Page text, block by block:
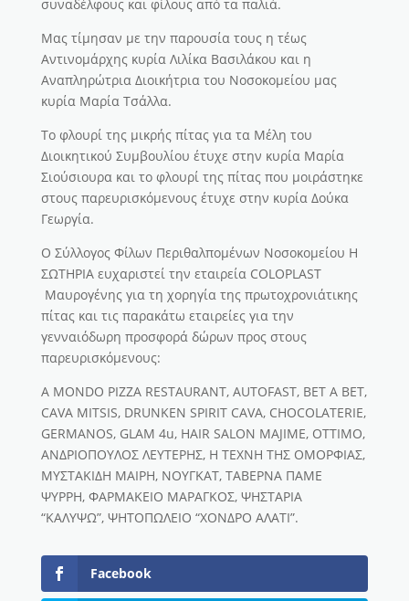
συναδέλφους και φίλους από τα παλιά.
Μας τίμησαν με την παρουσία τους η τέως
Αντινομάρχης κυρία Λιλίκα Βασιλάκου και η
Αναπληρώτρια Διοικήτρια του Νοσοκομείου μας
κυρία Μαρία Τσάλλα.
Το φλουρί της μικρής πίτας για τα Μέλη του
Διοικητικού Συμβουλίου έτυχε στην κυρία Μαρία
Σιούσιουρα και το φλουρί της πίτας που μοιράστηκε
στους παρευρισκόμενους έτυχε στην κυρία Δούκα
Γεωργία.
Ο Σύλλογος Φίλων Περιθαλπομένων Νοσοκομείου Η
ΣΩΤΗΡΙΑ ευχαριστεί την εταιρεία COLOPLAST
Μαυρογένης για τη χορηγία της πρωτοχρονιάτικης
πίτας και τις παρακάτω εταιρείες για την
γενναιόδωρη προσφορά δώρων προς στους
παρευρισκόμενους:
A MONDO PIZZA RESTAURANT, AUTOFAST, BET A BET,
CAVA MITSIS, DRUNKEN SPIRIT CAVA, CHOCOLATERIE,
GERMANOS, GLAM 4u, HAIR SALON MAJIME, OTTIMO,
ΑΝΔΡΙΟΠΟΥΛΟΣ ΛΕΥΤΕΡΗΣ, Η ΤΕΧΝΗ ΤΗΣ ΟΜΟΡΦΙΑΣ,
ΜΥΣΤΑΚΙΔΗ ΜΑΙΡΗ, ΝΟΥΓΚΑΤ, ΤΑΒΕΡΝΑ ΠΑΜΕ
ΨΥΡΡΗ, ΦΑΡΜΑΚΕΙΟ ΜΑΡΑΓΚΟΣ, ΨΗΣΤΑΡΙΑ
“ΚΑΛΥΨΩ”, ΨΗΤΟΠΩΛΕΙΟ “ΧΟΝΔΡΟ ΑΛΑΤΙ”.
Facebook